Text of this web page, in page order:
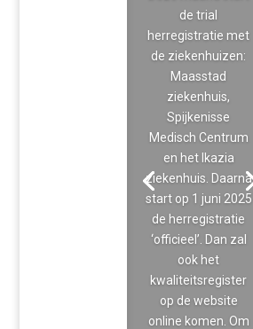
de trial
herregistratie met
de ziekenhuizen:
Maasstad
ziekenhuis,
Spijkenisse
Medisch Centrum
en het Ikazia
ziekenhuis. Daarna
start op 1 juni 2025
de herregistratie
‘officieel’. Dan zal
ook het
kwaliteitsregister
op de website
online komen. Om